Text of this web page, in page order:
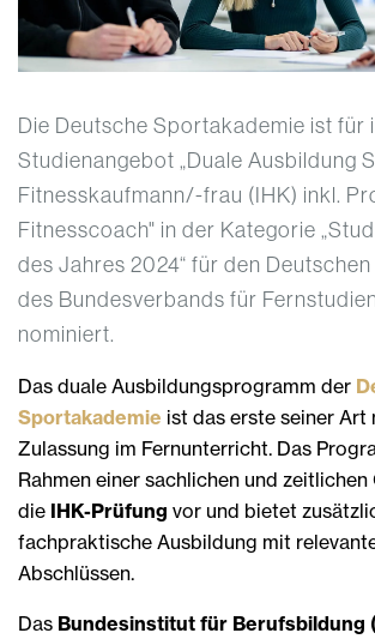
Die Deutsche Sportakademie ist für
Studienangebot „Duale Ausbildung
Fitnesskaufmann/-frau (IHK) inkl.
Fitnesscoach" in der Kategorie
des Jahres 2024“ für den
des Bundesverbands für
nominiert.
Das duale Ausbildungsprogramm der
Sportakademie ist das erste seiner
Zulassung im Fernunterricht. Das
Rahmen einer sachlichen und
die IHK-Prüfung vor und bietet
fachpraktische Ausbildung mit
Abschlüssen.
Das Bundesinstitut für Berufsbildung